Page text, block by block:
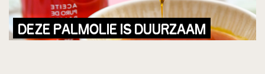
DEZE PALMOLIE IS DUURZAAM